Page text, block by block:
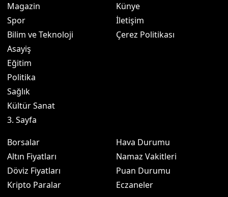
Magazin
Spor
Bilim ve Teknoloji
Asayiş
Eğitim
Politika
Sağlık
Kültür Sanat
3. Sayfa
Künye
İletişim
Çerez Politikası
Borsalar
Altın Fiyatları
Döviz Fiyatları
Kripto Paralar
Hava Durumu
Namaz Vakitleri
Puan Durumu
Eczaneler